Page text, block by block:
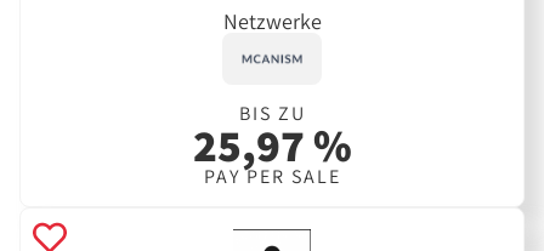
Netzwerke
BIS ZU
25,97 %
PAY PER SALE